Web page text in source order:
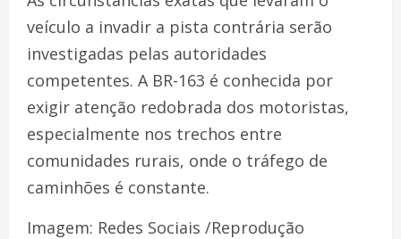
veículo a invadir a pista contrária serão
investigadas pelas autoridades
competentes. A BR-163 é conhecida por
exigir atenção redobrada dos motoristas,
especialmente nos trechos entre
comunidades rurais, onde o tráfego de
caminhões é constante.
Imagem: Redes Sociais /Reprodução